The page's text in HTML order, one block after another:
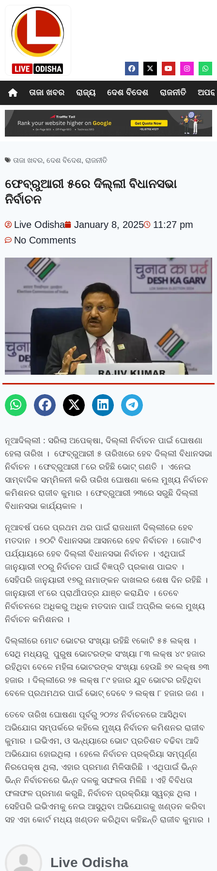
ତାଜା ଖବର ରାଜ୍ୟ ଦେଶ ବିଦେଶ ରାଜନୀତି
ତାଜା ଖବର, ଦେଶ ବିଦେଶ, ରାଜନୀତି
ଫେବ୍ରୁଆରୀ ୫ରେ ଦିଲ୍ଲୀ ବିଧାନସଭା
ନିର୍ବାଚନ
Live Odisha January 8, 2025
11:27 pm
No Comments
ନୂଆଦିଲ୍ଲୀ : ସରିଲା ଅପେକ୍ଷା, ଦିଲ୍ଲୀ ନିର୍ବାଚନ ପାଇଁ ଘୋଷଣା
ହେଲା ତାରିଖ । ଫେବ୍ରୁଆରୀ ୫ ତାରିଖରେ ହେବ ଦିଲ୍ଲୀ ବିଧାନସଭା
ନିର୍ବାଚନ । ଫେବ୍ରୁଆରୀ ୮ରେ ରହିଛି ଭୋଟ୍ ଗଣତି । ଏନେଇ
ସାମ୍ବାଦିକ ସମ୍ମିଳନୀ କରି ତାରିଖ ଘୋଷଣା କଲେ ମୁଖ୍ୟ ନିର୍ବାଚନ
କମିଶନର ରାଜୀବ କୁମାର । ଫେବ୍ରୁଆରୀ ୨୩ରେ ସରୁଛି ଦିଲ୍ଲୀ
ବିଧାନସଭା କାର୍ଯ୍ୟକାଳ ।
ନୂଆବର୍ଷ ପରେ ପ୍ରଥମ ଥର ପାଇଁ ରାଜଧାନୀ ଦିଲ୍ଲୀରେ ହେବ
ମତଦାନ । ୭୦ଟି ବିଧାନସଭା ଆସନରେ ହେବ ନିର୍ବାଚନ । ଗୋଟିଏ
ପର୍ଯ୍ୟାୟରେ ହେବ ଦିଲ୍ଲୀ ବିଧାନସଭା ନିର୍ବାଚନ । ଏଥିପାଇଁ
ଜାନୁୟାରୀ ୧୦ରୁ ନିର୍ବାଚନ ପାଇଁ ବିଜ୍ଞପ୍ତି ପ୍ରକାଶ ପାଇବ ।
ସେହିପରି ଜାନୁୟାରୀ ୧୭ରୁ ନାମାଙ୍କନ ଦାଖଲର ଶେଷ ଦିନ ରହିଛି ।
ଜାନୁୟାରୀ ୧୮ରେ ପ୍ରାର୍ଥୀପତ୍ର ଯାଞ୍ଚ କରାଯିବ । ତେବେ
ନିର୍ବାଚନରେ ଅଧିକରୁ ଅଧିକ ମତଦାନ ପାଇଁ ଅପ୍ରିଲ କଲେ ମୁଖ୍ୟ
ନିର୍ବାଚନ କମିଶନର ।
ଦିଲ୍ଲୀରେ ମୋଟ ଭୋଟର ସଂଖ୍ୟା ରହିଛି ୧କୋଟି ୫୫ ଲକ୍ଷ ।
ସେଥି ମଧ୍ୟରୁ ପୁରୁଷ ଭୋଟରଙ୍କ ସଂଖ୍ୟା ୮୩ ଲକ୍ଷ ୪୯ ହଜାର
ରହିଥିବା ବେଳେ ମହିଳା ଭୋଟରଙ୍କ ସଂଖ୍ୟା ହେଉଛି ୭୧ ଲକ୍ଷ ୭୩
ହଜାର । ଦିଲ୍ଲୀରେ ୨୫ ଲକ୍ଷ ୮୯ ହଜାର ଯୁବ ଭୋଟର ରହିଥିବା
ବେଳେ ପ୍ରଥମଥର ପାଇଁ ଭୋଟ୍ ଦେବେ ୨ ଲକ୍ଷ ୮ ହଜାର ଜଣ ।
ତେବେ ତାରିଖ ଘୋଷଣା ପୂର୍ବରୁ ୨୦୨୪ ନିର୍ବାଚନରେ ଆସିଥିବା
ଅଭିଯୋଗ ସମ୍ପର୍କରେ କହିଲେ ମୁଖ୍ୟ ନିର୍ବାଚନ କମିଶନର ରାଜୀବ
କୁମାର । ଇଭିଏମ, ଓ ସନ୍ଧ୍ୟାରେ ଭୋଟ ପ୍ରତିଶତ ବଢିବା ଆଦି
ଅଭିଯୋଗ ହୋଇଥିଲା । ହେଲେ ନିର୍ବାଚନ ପ୍ରକ୍ରିୟା ସମ୍ପୂର୍ଣ୍ଣ
ନିରପେକ୍ଷ ଥିଲା, ଏହାର ପ୍ରମାଣ ମିଳିସାରିଛି । ଏଥିପାଇଁ ଭିନ୍ନ
ଭିନ୍ନ ନିର୍ବାଚନରେ ଭିନ୍ନ ଦଳକୁ ସଫଳତା ମିଳିଛି । ଏହି ବିବିଧତା
ଫଳାଫଳ ପ୍ରମାଣ କରୁଛି, ନିର୍ବାଚନ ପ୍ରକ୍ରିୟା ସ୍ୱଚ୍ଛ ଥିଲା ।
ସେହିପରି ଇଭିଏମକୁ ନେଇ ଆସୁଥିବା ଅଭିଯୋଗକୁ ଖଣ୍ଡନ କରିବା
ସହ ଏହା କୋର୍ଟ ମଧ୍ୟ ଖଣ୍ଡନ କରିଥିବା କହିଛନ୍ତି ରାଜୀବ କୁମାର ।
Live Odisha